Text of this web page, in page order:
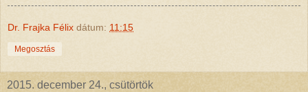
Dr. Frajka Félix dátum: 11:15
Megosztás
2015. december 24., csütörtök